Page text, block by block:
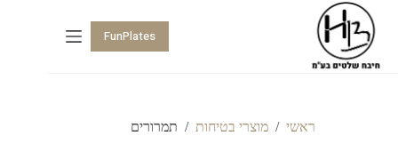
FunPlates
ראשי / מוצרי בטיחות / תמרורים